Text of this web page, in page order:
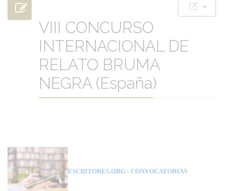
VIII CONCURSO
INTERNACIONAL DE
RELATO BRUMA
NEGRA (España)
ESCRITORES.ORG - CONVOCATORIAS